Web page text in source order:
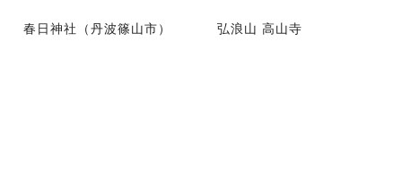
春日神社（丹波篠山市） 弘浪山 高山寺